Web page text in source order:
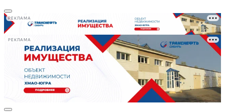
РЕКЛАМА
РЕКЛАМА